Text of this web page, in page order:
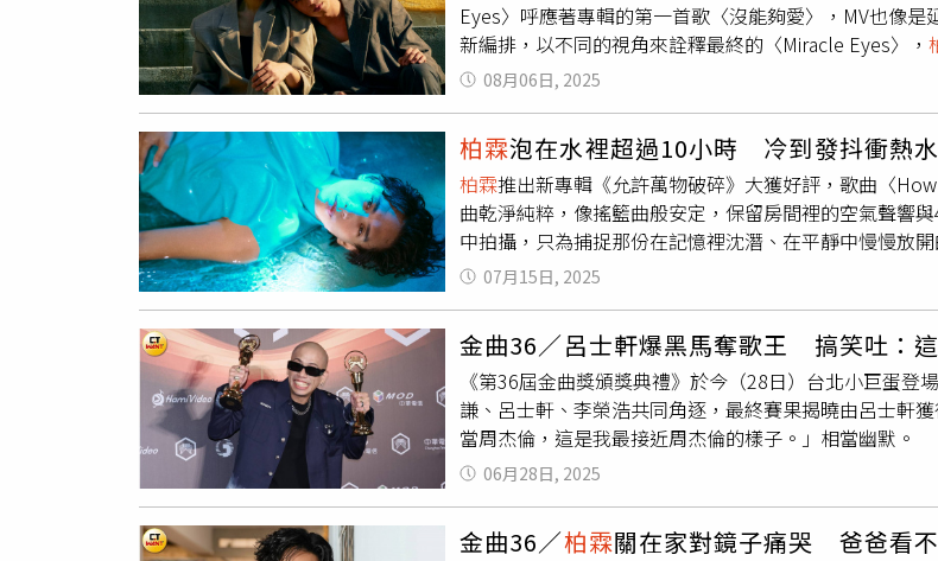
專輯《允許萬物破碎》的全球首唱，很開心看到大家。」
（圖／索尼音樂提供）柏霖一連帶來〈足夠的失落〉、
曲，讓全場沈浸在他的超強實力歌聲中，而這時
忽
站上椅子，以更靠近歌
物破碎〉後，柏表示：「以前會覺得人要在完整的時候
剛上台前覺得我準備完整了，但是我的吉他弦忽然斷掉
分享和好好的唱歌就好了。」他也請觀眾慢慢坐下來，
的方式，接連演唱〈懂了〉和許久未唱的〈我的愛人〉
奏感強勁的〈崩壞〉、〈想要吐〉，接著的〈一塊小蛋
動，將氣氛帶到高點，尖叫聲不止。然而接著演唱訴說遺
落，副歌由全場的歌迷接力唱完，唱完柏霖眼淚停不下
收拾好情緒回到台上，表示：「謝謝大家幫我唱完這首
愛，要及時說出自己的愛，不要留下遺憾。」為了這次
霖特別在台北場演唱在歌唱比賽節目奪冠的〈Scars〉，
曲目。他再演唱專輯中充滿療癒性的〈Miracle Eyes〉
來大受歡迎的〈我會很愛你〉以及〈耳後〉，並在會後為
Eyes〉呼應著專輯的第一首歌〈沒能夠愛〉，MV也像
新編排，以不同的視角來詮釋最終的〈Miracle Eyes〉，
與歌曲的情感觸動了
的淚水，對他而言這滴眼淚既
見傷口，也提醒自己，在痛苦之中仍要努力看見事情
MV更為動人。柏霖在拍MV時忍不住落淚。（圖／索尼音
自彈自唱的他，這次要挑戰以鋼琴自彈自唱，帶給粉絲
乎走火入魔的地步！」希望在兩場演唱會給粉絲最完美
《K-pop練魔女團》主題曲〈Golden〉，獨特溫柔的演
上演唱」？ 柏霖笑說：「大家來看演唱會就知道了。」
08月06日, 2025
柏霖泡在水裡超過10小時 冷到發抖衝熱
柏霖推出新專輯《允許萬物破碎》大獲好評，歌曲〈
曲乾淨純粹，像搖籃曲般安定，保留房間裡的空氣聲響
中拍攝，只為捕捉那份在記憶裡沈潛、在平靜中慢慢放
興奮，因為玩水就是
的兒時重要回憶，「我可以說
可以把人帶回一切的起點，有種回到子宮裡的那種漂
來雖然沒繼續當運動員，但我還是很愛玩水，潛水、浮
電筒在海裡探險。」拍攝MV時柏霖在水中泡了超過10小
過10小時，拍到後來冷到發抖，休息時必須趕快去熱水
「呼吸的管理」，像是導演要求他在水裡往上看，但是
覺真的會瞬間讓人出戲。」而且有一幕是
必須躺在
07月15日, 2025
金曲36／呂士軒爆黑馬奪歌王 搞笑吐：
《第36屆金曲獎頒獎典禮》於今（28日）台北小巨蛋登
謙、呂士軒、李榮浩共同角逐，最終賽果揭曉由呂士軒
當周杰倫，這是我最接近周杰倫的樣子。」相當幽默。
06月28日, 2025
金曲36／柏霖關在家對鏡子痛哭 爸爸看